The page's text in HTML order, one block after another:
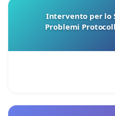
Intervento per lo
Problemi